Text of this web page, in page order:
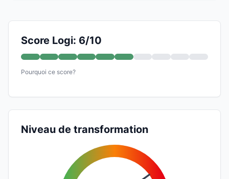
Score Logi: 6/10
Pourquoi ce score?
Niveau de transformation